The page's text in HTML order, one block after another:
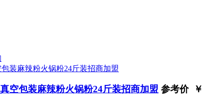
空包装麻辣粉火锅粉24斤装招商加盟 参考价 ￥